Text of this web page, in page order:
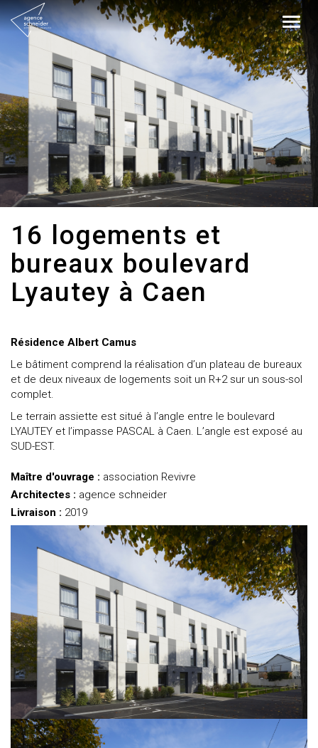
16 logements et
bureaux boulevard
Lyautey à Caen
Résidence Albert Camus
Le bâtiment comprend la réalisation d’un plateau de bureaux
et de deux niveaux de logements soit un R+2 sur un sous-sol
complet.
Le terrain assiette est situé à l’angle entre le boulevard
LYAUTEY et l’impasse PASCAL à Caen. L’angle est exposé au
SUD-EST.
Maître d'ouvrage : association Revivre
Architectes : agence schneider
Livraison : 2019